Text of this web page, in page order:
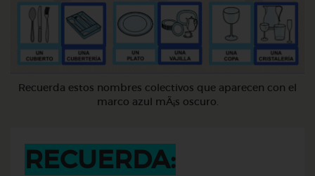
Recuerda estos nombres colectivos que aparecen con el
marco azul mÃ¡s oscuro.
RECUERDA: